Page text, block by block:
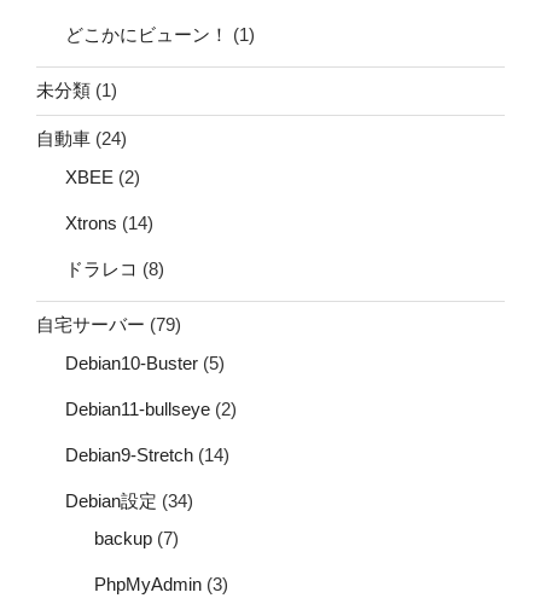
どこかにビューン！ (1)
未分類 (1)
自動車 (24)
XBEE (2)
Xtrons (14)
ドラレコ (8)
自宅サーバー (79)
Debian10-Buster (5)
Debian11-bullseye (2)
Debian9-Stretch (14)
Debian設定 (34)
backup (7)
PhpMyAdmin (3)